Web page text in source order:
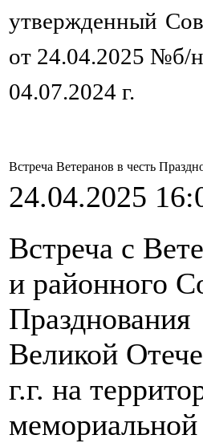
утвержденный
от 24.04.2025 №б/
04.07.2024 г.
Встреча Ветеранов в честь
24.04.2025
Встреча с
и районного
Великой
г.г. на
мемориальной